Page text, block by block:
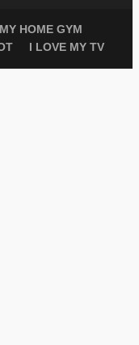
HOME GYM
I LOVE MY TV